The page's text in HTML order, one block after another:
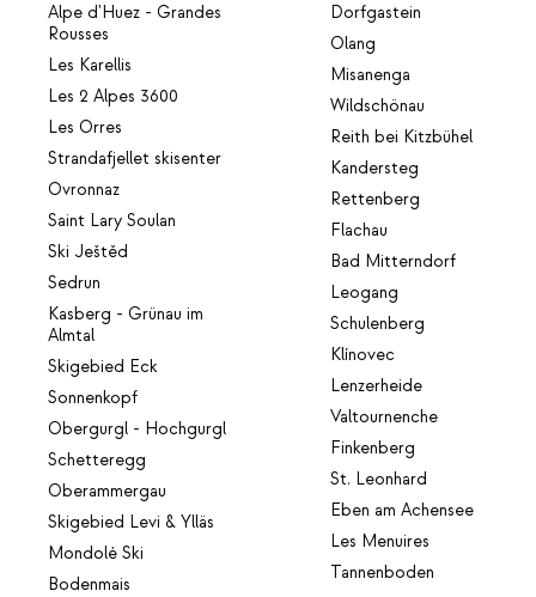
Alpe d'Huez - Grandes
Rousses
Les Karellis
Les 2 Alpes 3600
Les Orres
Strandafjellet skisenter
Ovronnaz
Saint Lary Soulan
Ski Ještěd
Sedrun
Kasberg - Grünau im
Almtal
Skigebied Eck
Sonnenkopf
Obergurgl - Hochgurgl
Schetteregg
Oberammergau
Skigebied Levi & Ylläs
Mondolè Ski
Bodenmais
Dorfgastein
Olang
Misanenga
Wildschönau
Reith bei Kitzbühel
Kandersteg
Rettenberg
Flachau
Bad Mitterndorf
Leogang
Schulenberg
Klínovec
Lenzerheide
Valtournenche
Finkenberg
St. Leonhard
Eben am Achensee
Les Menuires
Tannenboden